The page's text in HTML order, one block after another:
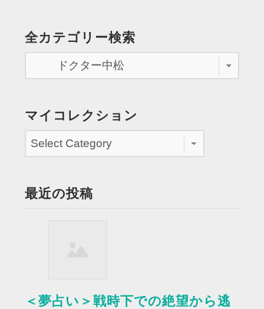
ー
ー
の
と
先
輩
の
全カテゴリー検索
マイコレクション
最近の投稿
＜夢占い＞戦時下での絶望から逃